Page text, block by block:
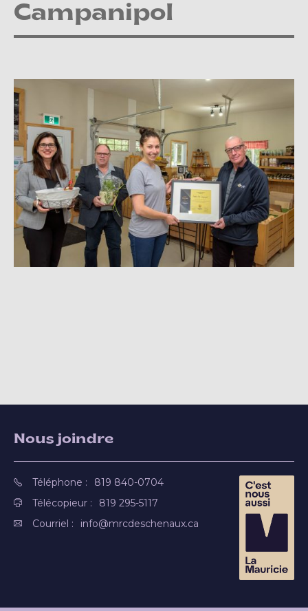
Campanipol
Nous joindre
Téléphone :
819 840-0704
Télécopieur :
819 295-5117
Courriel :
info@mrcdeschenaux.ca